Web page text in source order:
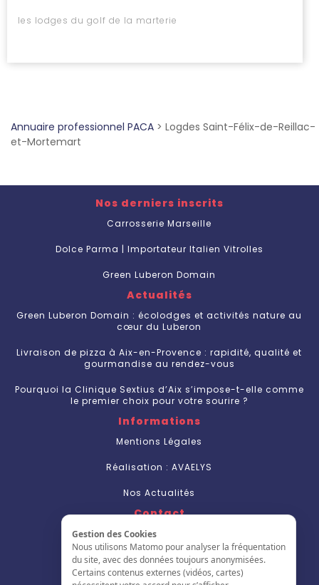
Gestion des Cookies
Nous utilisons Matomo pour analyser la fréquentation
du site, avec des données toujours anonymisées.
Certains contenus externes (vidéos, cartes)
les lodges du golf de la marterie
Annuaire professionnel PACA > Logdes Saint-Félix-de-Reillac-
et-Mortemart
Nos derniers inscrits
Carrosserie Marseille
Dolce Parma | Importateur Italien Vitrolles
Green Luberon Domain
Actualités
Green Luberon Domain : écolodges et activités nature au
cœur du Luberon
Livraison de pizza à Aix-en-Provence : rapidité, qualité et
gourmandise au rendez-vous
Pourquoi la Clinique Sextius d’Aix s’impose-t-elle comme
le premier choix pour votre sourire ?
Informations
Mentions Légales
Réalisation : AVAELYS
Nos Actualités
Contact
Nous Contacter
S'inscrire